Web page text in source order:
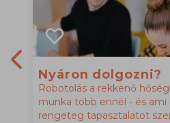
Nyáron dolgozni?
Robotolás a rekkenő
munka több ennél - és ami
rengeteg tapasztalatot
Previous slide